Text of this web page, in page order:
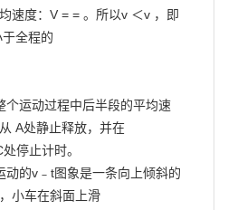
速度：V = = 。所以v ＜v ，即
全程的
个运动过程中后半段的平均速
A处静止释放，并在
停止计时。
动的v﹣t图象是一条向上倾斜的
小车在斜面上滑